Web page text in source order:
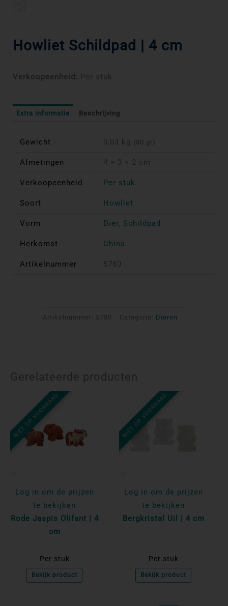
Howliet Schildpad | 4 cm
Verkoopeenheid: Per stuk
Extra informatie Beschrijving
Gewicht 0,03 kg (30 gr)
Afmetingen 4 × 3 × 2 cm
Verkoopeenheid Per stuk
Soort Howliet
Vorm Dier, Schildpad
Herkomst China
Artikelnummer 5780
Artikelnummer: 5780 Categorie: Dieren
Gerelateerde producten
NIET OP VOORRAAD
Log in om de prijzen
te bekijken
Rode Jaspis Olifant | 4
cm
Per stuk
Bekijk product
NIET OP VOORRAAD
Log in om de prijzen
te bekijken
Bergkristal Uil | 4 cm
Per stuk
Bekijk product